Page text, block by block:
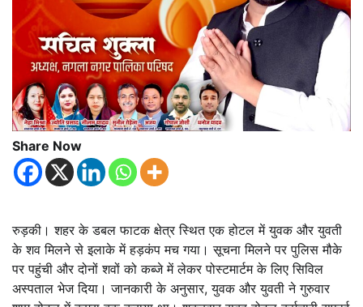
Share Now
रुड़की। शहर के डबल फाटक क्षेत्र स्थित एक होटल में युवक और युवती
के शव मिलने से इलाके में हड़कंप मच गया। सूचना मिलने पर पुलिस मौके
पर पहुंची और दोनों शवों को कब्जे में लेकर पोस्टमार्टम के लिए सिविल
अस्पताल भेज दिया। जानकारी के अनुसार, युवक और युवती ने गुरुवार